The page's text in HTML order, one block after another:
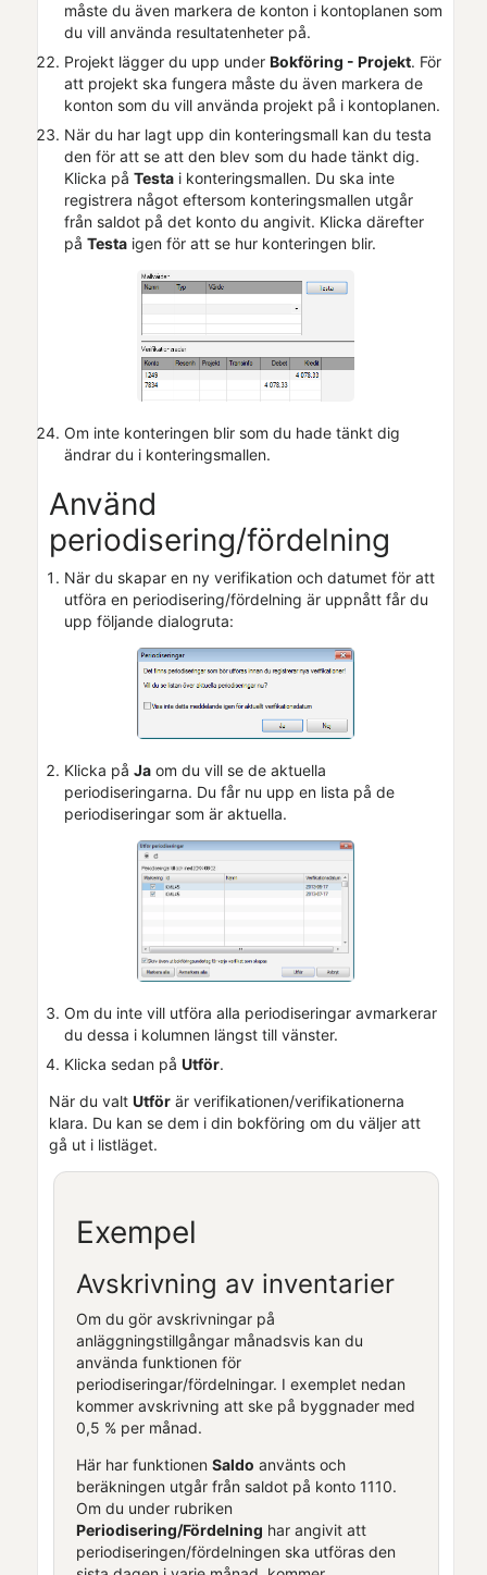
måste du även markera de konton i kontoplanen som
du vill använda resultatenheter på.
Projekt lägger du upp under Bokföring - Projekt. För
att projekt ska fungera måste du även markera de
konton som du vill använda projekt på i kontoplanen.
När du har lagt upp din konteringsmall kan du testa
den för att se att den blev som du hade tänkt dig.
Klicka på Testa i konteringsmallen. Du ska inte
registrera något eftersom konteringsmallen utgår
från saldot på det konto du angivit. Klicka därefter
på Testa igen för att se hur konteringen blir.
Om inte konteringen blir som du hade tänkt dig
ändrar du i konteringsmallen.
Använd
periodisering/fördelning
När du skapar en ny verifikation och datumet för att
utföra en periodisering/fördelning är uppnått får du
upp följande dialogruta:
Klicka på Ja om du vill se de aktuella
periodiseringarna. Du får nu upp en lista på de
periodiseringar som är aktuella.
Om du inte vill utföra alla periodiseringar avmarkerar
du dessa i kolumnen längst till vänster.
Klicka sedan på Utför.
När du valt Utför är verifikationen/verifikationerna
klara. Du kan se dem i din bokföring om du väljer att
gå ut i listläget.
Exempel
Avskrivning av inventarier
Om du gör avskrivningar på
anläggningstillgångar månadsvis kan du
använda funktionen för
periodiseringar/fördelningar. I exemplet nedan
kommer avskrivning att ske på byggnader med
0,5 % per månad.
Här har funktionen Saldo använts och
beräkningen utgår från saldot på konto 1110.
Om du under rubriken
Periodisering/Fördelning har angivit att
periodiseringen/fördelningen ska utföras den